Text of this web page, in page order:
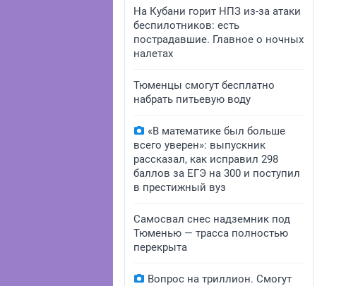
На Кубани горит НПЗ из-за атаки
беспилотников: есть
пострадавшие. Главное о ночных
налетах
Тюменцы смогут бесплатно
набрать питьевую воду
«В математике был больше
всего уверен»: выпускник
рассказал, как исправил 298
баллов за ЕГЭ на 300 и поступил
в престижный вуз
Самосвал снес надземник под
Тюменью — трасса полностью
перекрыта
Вопрос на триллион. Смогут